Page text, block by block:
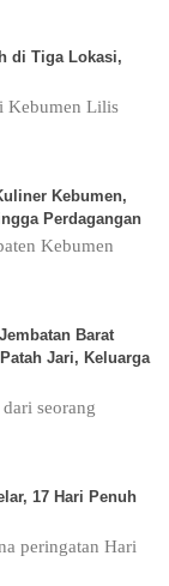
di Tiga Lokasi,
Kebumen Lilis
Kebumen,
Perdagangan
Kebumen
Barat
Jari, Keluarga
seorang
17 Hari Penuh
peringatan Hari